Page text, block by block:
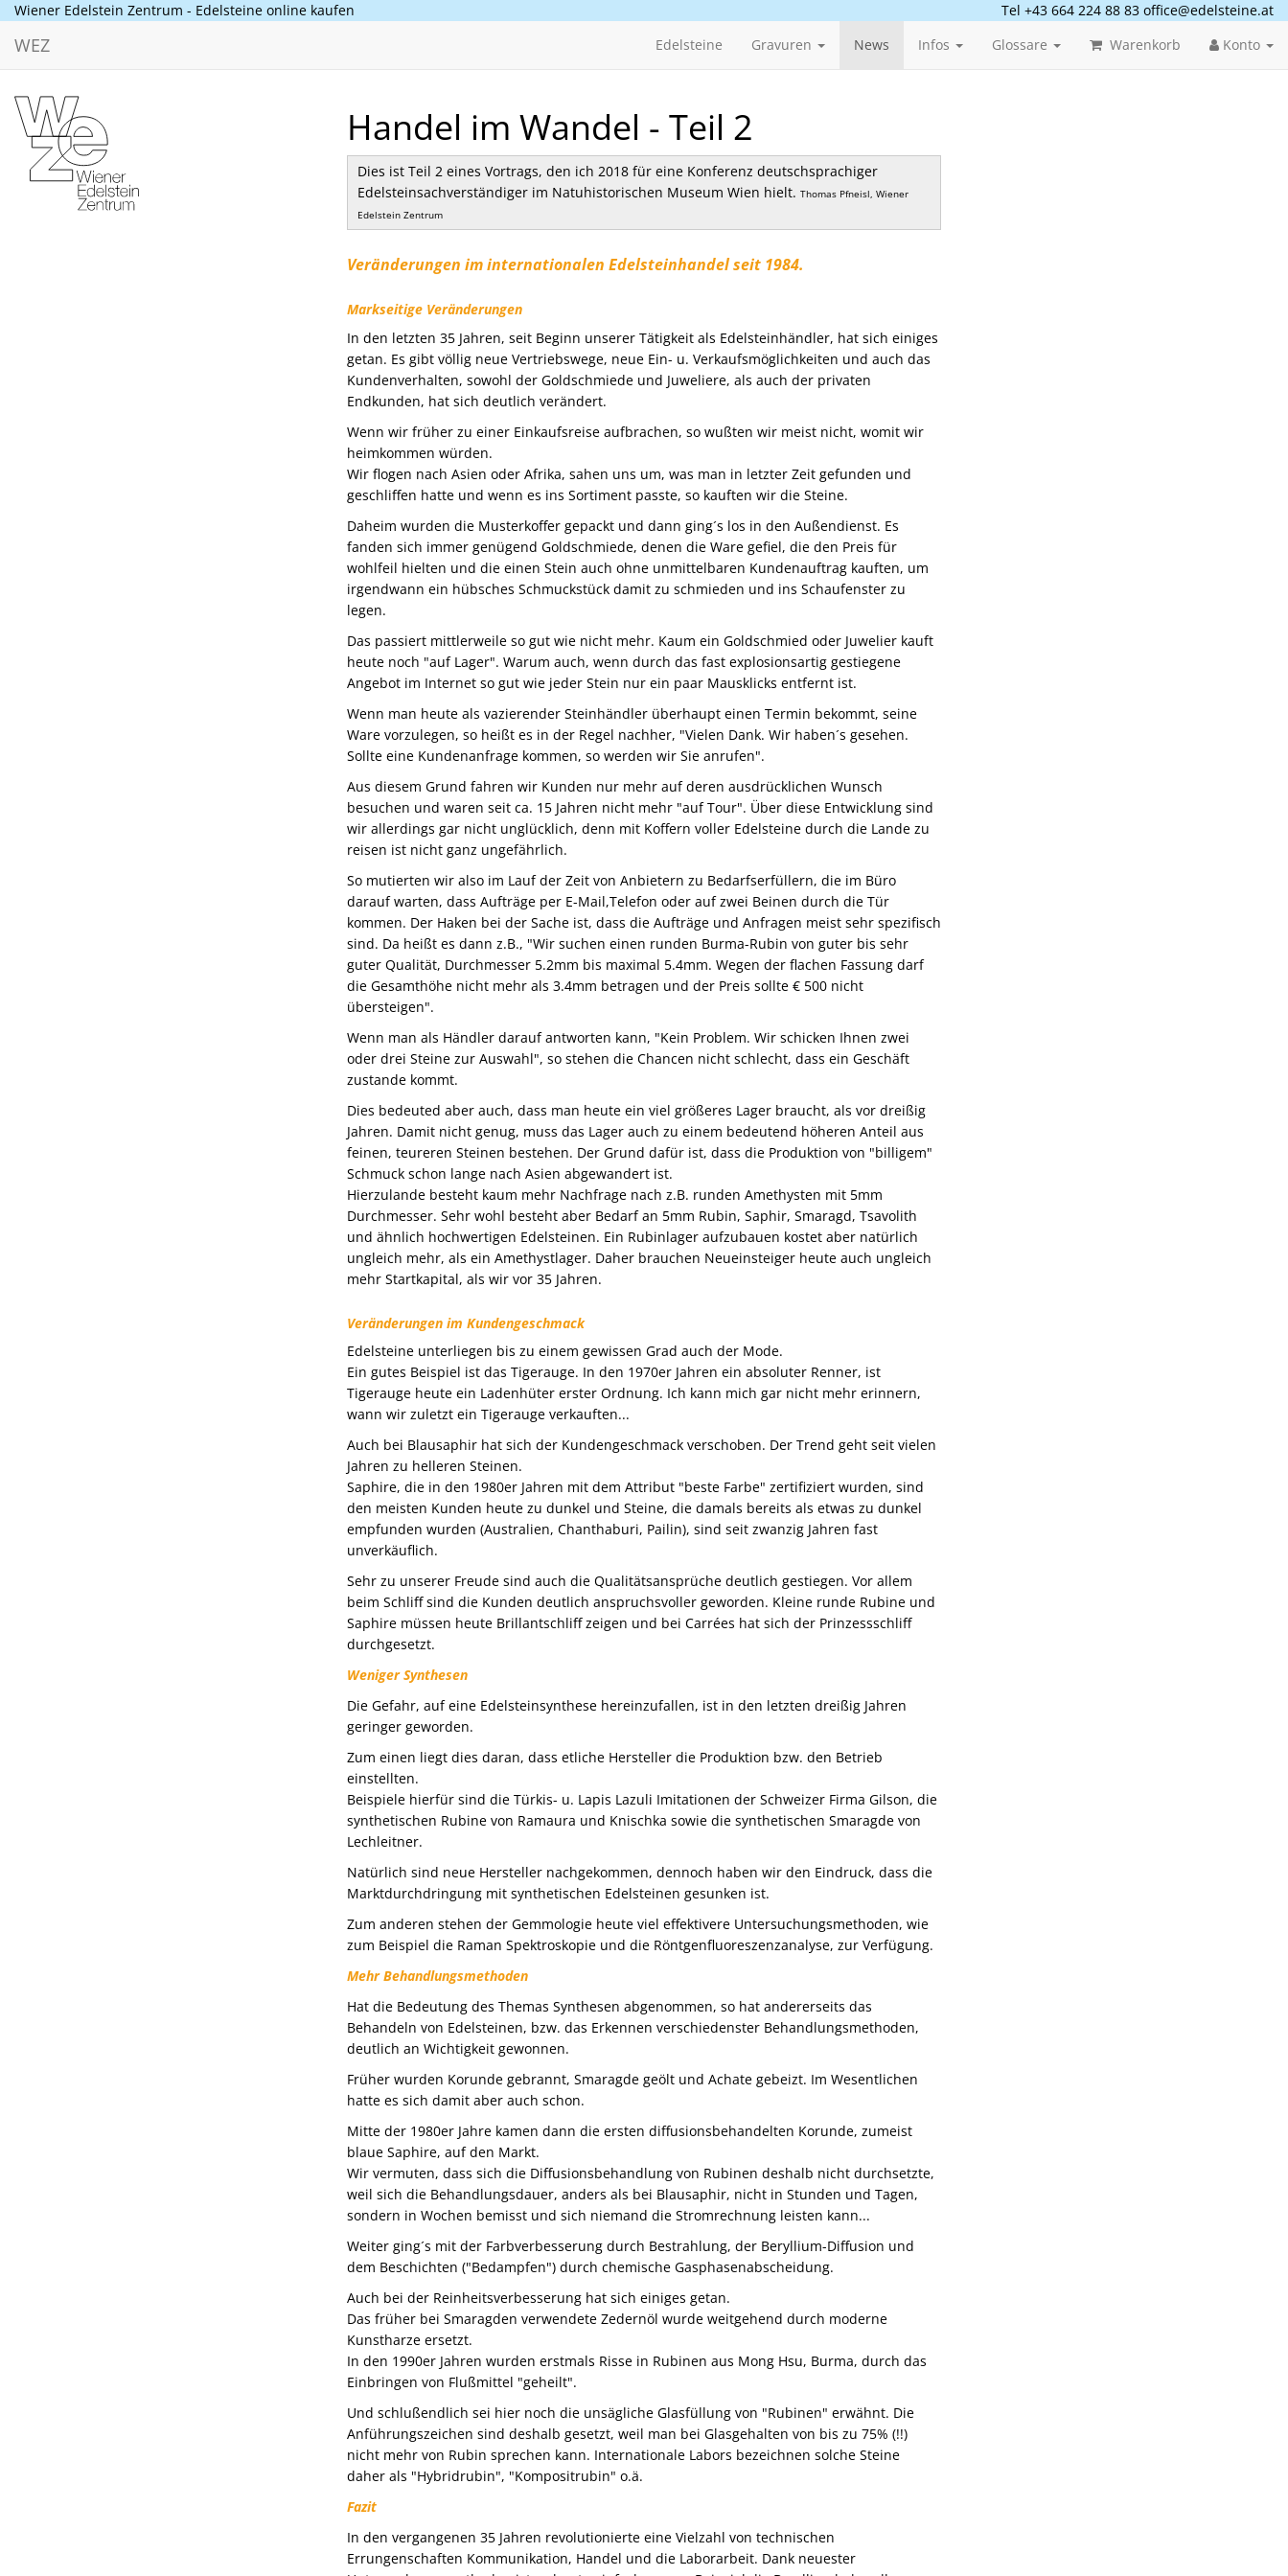
Wiener Edelstein Zentrum - Edelsteine online kaufen Tel +43 664 224 88 83 office@edelsteine.at
WEZ Edelsteine Gravuren News Infos Glossare Warenkorb Konto
Handel im Wandel - Teil 2
Dies ist Teil 2 eines Vortrags, den ich 2018 für eine Konferenz deutschsprachiger
Edelsteinsachverständiger im Natuhistorischen Museum Wien hielt. Thomas Pfneisl, Wiener
Edelstein Zentrum
Veränderungen im internationalen Edelsteinhandel seit 1984.
Markseitige Veränderungen
In den letzten 35 Jahren, seit Beginn unserer Tätigkeit als Edelsteinhändler, hat sich einiges
getan. Es gibt völlig neue Vertriebswege, neue Ein- u. Verkaufsmöglichkeiten und auch das
Kundenverhalten, sowohl der Goldschmiede und Juweliere, als auch der privaten
Endkunden, hat sich deutlich verändert.
Wenn wir früher zu einer Einkaufsreise aufbrachen, so wußten wir meist nicht, womit wir
heimkommen würden.
Wir flogen nach Asien oder Afrika, sahen uns um, was man in letzter Zeit gefunden und
geschliffen hatte und wenn es ins Sortiment passte, so kauften wir die Steine.
Daheim wurden die Musterkoffer gepackt und dann ging´s los in den Außendienst. Es
fanden sich immer genügend Goldschmiede, denen die Ware gefiel, die den Preis für
wohlfeil hielten und die einen Stein auch ohne unmittelbaren Kundenauftrag kauften, um
irgendwann ein hübsches Schmuckstück damit zu schmieden und ins Schaufenster zu
legen.
Das passiert mittlerweile so gut wie nicht mehr. Kaum ein Goldschmied oder Juwelier kauft
heute noch "auf Lager". Warum auch, wenn durch das fast explosionsartig gestiegene
Angebot im Internet so gut wie jeder Stein nur ein paar Mausklicks entfernt ist.
Wenn man heute als vazierender Steinhändler überhaupt einen Termin bekommt, seine
Ware vorzulegen, so heißt es in der Regel nachher, "Vielen Dank. Wir haben´s gesehen.
Sollte eine Kundenanfrage kommen, so werden wir Sie anrufen".
Aus diesem Grund fahren wir Kunden nur mehr auf deren ausdrücklichen Wunsch
besuchen und waren seit ca. 15 Jahren nicht mehr "auf Tour". Über diese Entwicklung sind
wir allerdings gar nicht unglücklich, denn mit Koffern voller Edelsteine durch die Lande zu
reisen ist nicht ganz ungefährlich.
So mutierten wir also im Lauf der Zeit von Anbietern zu Bedarfserfüllern, die im Büro
darauf warten, dass Aufträge per E-Mail,Telefon oder auf zwei Beinen durch die Tür
kommen. Der Haken bei der Sache ist, dass die Aufträge und Anfragen meist sehr spezifisch
sind. Da heißt es dann z.B., "Wir suchen einen runden Burma-Rubin von guter bis sehr
guter Qualität, Durchmesser 5.2mm bis maximal 5.4mm. Wegen der flachen Fassung darf
die Gesamthöhe nicht mehr als 3.4mm betragen und der Preis sollte € 500 nicht
übersteigen".
Wenn man als Händler darauf antworten kann, "Kein Problem. Wir schicken Ihnen zwei
oder drei Steine zur Auswahl", so stehen die Chancen nicht schlecht, dass ein Geschäft
zustande kommt.
Dies bedeuted aber auch, dass man heute ein viel größeres Lager braucht, als vor dreißig
Jahren. Damit nicht genug, muss das Lager auch zu einem bedeutend höheren Anteil aus
feinen, teureren Steinen bestehen. Der Grund dafür ist, dass die Produktion von "billigem"
Schmuck schon lange nach Asien abgewandert ist.
Hierzulande besteht kaum mehr Nachfrage nach z.B. runden Amethysten mit 5mm
Durchmesser. Sehr wohl besteht aber Bedarf an 5mm Rubin, Saphir, Smaragd, Tsavolith
und ähnlich hochwertigen Edelsteinen. Ein Rubinlager aufzubauen kostet aber natürlich
ungleich mehr, als ein Amethystlager. Daher brauchen Neueinsteiger heute auch ungleich
mehr Startkapital, als wir vor 35 Jahren.
Veränderungen im Kundengeschmack
Edelsteine unterliegen bis zu einem gewissen Grad auch der Mode.
Ein gutes Beispiel ist das Tigerauge. In den 1970er Jahren ein absoluter Renner, ist
Tigerauge heute ein Ladenhüter erster Ordnung. Ich kann mich gar nicht mehr erinnern,
wann wir zuletzt ein Tigerauge verkauften...
Auch bei Blausaphir hat sich der Kundengeschmack verschoben. Der Trend geht seit vielen
Jahren zu helleren Steinen.
Saphire, die in den 1980er Jahren mit dem Attribut "beste Farbe" zertifiziert wurden, sind
den meisten Kunden heute zu dunkel und Steine, die damals bereits als etwas zu dunkel
empfunden wurden (Australien, Chanthaburi, Pailin), sind seit zwanzig Jahren fast
unverkäuflich.
Sehr zu unserer Freude sind auch die Qualitätsansprüche deutlich gestiegen. Vor allem
beim Schliff sind die Kunden deutlich anspruchsvoller geworden. Kleine runde Rubine und
Saphire müssen heute Brillantschliff zeigen und bei Carrées hat sich der Prinzessschliff
durchgesetzt.
Weniger Synthesen
Die Gefahr, auf eine Edelsteinsynthese hereinzufallen, ist in den letzten dreißig Jahren
geringer geworden.
Zum einen liegt dies daran, dass etliche Hersteller die Produktion bzw. den Betrieb
einstellten.
Beispiele hierfür sind die Türkis- u. Lapis Lazuli Imitationen der Schweizer Firma Gilson, die
synthetischen Rubine von Ramaura und Knischka sowie die synthetischen Smaragde von
Lechleitner.
Natürlich sind neue Hersteller nachgekommen, dennoch haben wir den Eindruck, dass die
Marktdurchdringung mit synthetischen Edelsteinen gesunken ist.
Zum anderen stehen der Gemmologie heute viel effektivere Untersuchungsmethoden, wie
zum Beispiel die Raman Spektroskopie und die Röntgenfluoreszenzanalyse, zur Verfügung.
Mehr Behandlungsmethoden
Hat die Bedeutung des Themas Synthesen abgenommen, so hat andererseits das
Behandeln von Edelsteinen, bzw. das Erkennen verschiedenster Behandlungsmethoden,
deutlich an Wichtigkeit gewonnen.
Früher wurden Korunde gebrannt, Smaragde geölt und Achate gebeizt. Im Wesentlichen
hatte es sich damit aber auch schon.
Mitte der 1980er Jahre kamen dann die ersten diffusionsbehandelten Korunde, zumeist
blaue Saphire, auf den Markt.
Wir vermuten, dass sich die Diffusionsbehandlung von Rubinen deshalb nicht durchsetzte,
weil sich die Behandlungsdauer, anders als bei Blausaphir, nicht in Stunden und Tagen,
sondern in Wochen bemisst und sich niemand die Stromrechnung leisten kann...
Weiter ging´s mit der Farbverbesserung durch Bestrahlung, der Beryllium-Diffusion und
dem Beschichten ("Bedampfen") durch chemische Gasphasenabscheidung.
Auch bei der Reinheitsverbesserung hat sich einiges getan.
Das früher bei Smaragden verwendete Zedernöl wurde weitgehend durch moderne
Kunstharze ersetzt.
In den 1990er Jahren wurden erstmals Risse in Rubinen aus Mong Hsu, Burma, durch das
Einbringen von Flußmittel "geheilt".
Und schlußendlich sei hier noch die unsägliche Glasfüllung von "Rubinen" erwähnt. Die
Anführungszeichen sind deshalb gesetzt, weil man bei Glasgehalten von bis zu 75% (!!)
nicht mehr von Rubin sprechen kann. Internationale Labors bezeichnen solche Steine
daher als "Hybridrubin", "Kompositrubin" o.ä.
Fazit
In den vergangenen 35 Jahren revolutionierte eine Vielzahl von technischen
Errungenschaften Kommunikation, Handel und die Laborarbeit. Dank neuester